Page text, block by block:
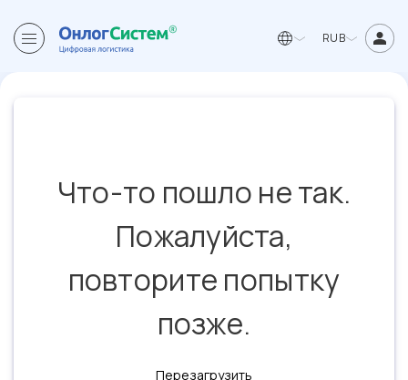
RUB
Что-то пошло не так.
Пожалуйста,
повторите попытку
позже.
Перезагрузить